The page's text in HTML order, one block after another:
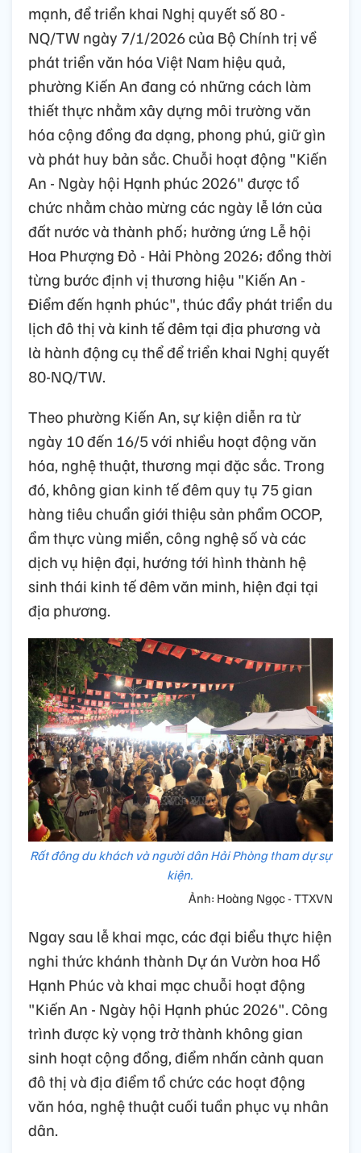
mạnh, để triển khai Nghị quyết số 80 -
NQ/TW ngày 7/1/2026 của Bộ Chính trị về
phát triển văn hóa Việt Nam hiệu quả,
phường Kiến An đang có những cách làm
thiết thực nhằm xây dựng môi trường văn
hóa cộng đồng đa dạng, phong phú, giữ gìn
và phát huy bản sắc. Chuỗi hoạt động "Kiến
An - Ngày hội Hạnh phúc 2026" được tổ
chức nhằm chào mừng các ngày lễ lớn của
đất nước và thành phố; hưởng ứng Lễ hội
Hoa Phượng Đỏ - Hải Phòng 2026; đồng thời
từng bước định vị thương hiệu "Kiến An -
Điểm đến hạnh phúc", thúc đẩy phát triển du
lịch đô thị và kinh tế đêm tại địa phương và
là hành động cụ thể để triển khai Nghị quyết
80-NQ/TW.
Theo phường Kiến An, sự kiện diễn ra từ
ngày 10 đến 16/5 với nhiều hoạt động văn
hóa, nghệ thuật, thương mại đặc sắc. Trong
đó, không gian kinh tế đêm quy tụ 75 gian
hàng tiêu chuẩn giới thiệu sản phẩm OCOP,
ẩm thực vùng miền, công nghệ số và các
dịch vụ hiện đại, hướng tới hình thành hệ
sinh thái kinh tế đêm văn minh, hiện đại tại
địa phương.
Rất đông du khách và người dân Hải Phòng tham dự sự
kiện.
Ảnh: Hoàng Ngọc - TTXVN
Ngay sau lễ khai mạc, các đại biểu thực hiện
nghi thức khánh thành Dự án Vườn hoa Hồ
Hạnh Phúc và khai mạc chuỗi hoạt động
"Kiến An - Ngày hội Hạnh phúc 2026". Công
trình được kỳ vọng trở thành không gian
sinh hoạt cộng đồng, điểm nhấn cảnh quan
đô thị và địa điểm tổ chức các hoạt động
văn hóa, nghệ thuật cuối tuần phục vụ nhân
dân.